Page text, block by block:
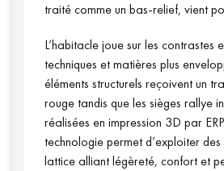
traité comme un bas-relief, vient
L’habitacle joue sur les contrastes
techniques et matières plus
éléments structurels reçoivent un
rouge tandis que les sièges rallye
réalisées en impression 3D par
technologie permet d’exploiter
lattice alliant légèreté, confort et